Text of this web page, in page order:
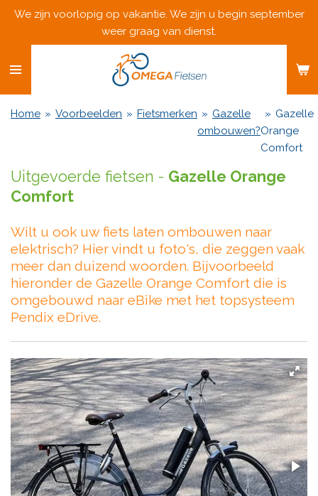
Ga
de
We zijn voorlopig op vakantie. We zijn u begin september
weer graag van dienst.
Home » Voorbeelden » Fietsmerken » Gazelle
ombouwen?
» Gazelle
Orange
Comfort
Uitgevoerde fietsen - Gazelle Orange
Comfort
Wilt u ook uw fiets laten ombouwen naar
elektrisch? Hier vindt u foto's, die zeggen vaak
meer dan duizend woorden. Bijvoorbeeld
hieronder de Gazelle Orange Comfort die is
omgebouwd naar eBike met het topsysteem
Pendix eDrive.